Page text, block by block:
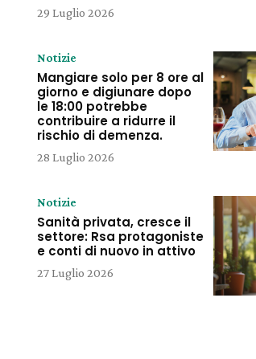
29 Luglio 2026
Notizie
Mangiare solo per 8 ore al
giorno e digiunare dopo
le 18:00 potrebbe
contribuire a ridurre il
rischio di demenza.
28 Luglio 2026
Notizie
Sanità privata, cresce il
settore: Rsa protagoniste
e conti di nuovo in attivo
27 Luglio 2026